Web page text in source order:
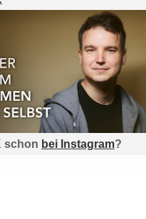
schon bei Instagram?